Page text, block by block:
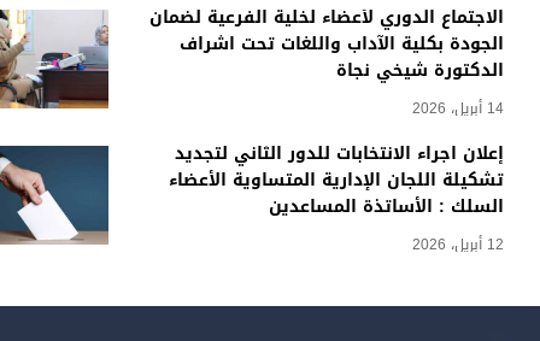
الاجتماع الدوري لأعضاء لخلية الفرعية لضمان
الجودة بكلية الآداب واللغات تحت اشراف
الدكتورة شيخي نجاة
14 أبريل، 2026
إعلان اجراء الانتخابات للدور الثاني لتجديد
تشكيلة اللجان الإدارية المتساوية الأعضاء
السلك : الأساتذة المساعدين
12 أبريل، 2026